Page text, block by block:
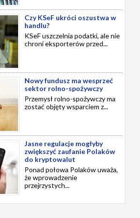
Czy KSeF ukróci oszustwa w
handlu?
KSeF uszczelnia podatki, ale nie
chroni eksporterów przed...
Nowy fundusz ma wesprzeć
sektor rolno-spożywczy
Przemysł rolno-spożywczy ma
zostać objęty wsparciem z...
Jasne regulacje mogłyby
zwiększyć zaufanie Polaków
do kryptowalut
Ponad połowa Polaków uważa,
że wprowadzenie
przejrzystych...